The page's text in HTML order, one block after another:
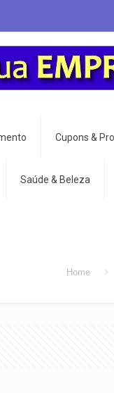
Cupons &
Saúde & Beleza
Home